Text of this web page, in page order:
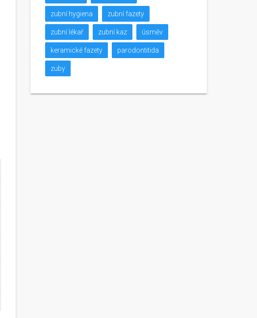
zubní hygiena zubní fazety
zubní lékař zubní kaz úsměv
keramické fazety parodontitida
zuby